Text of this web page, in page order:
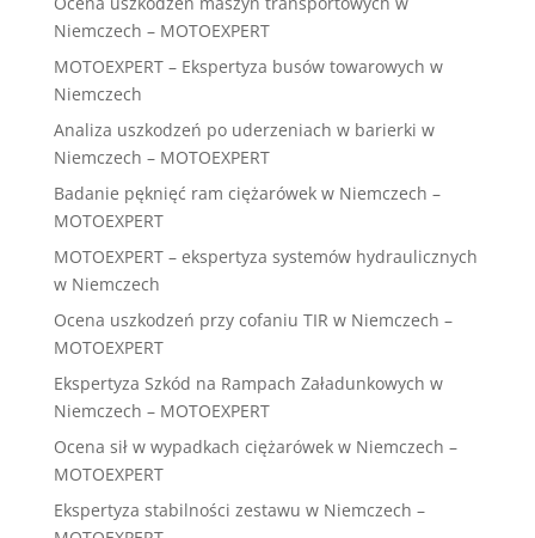
Niemczech – MOTOEXPERT
MOTOEXPERT – Ekspertyza busów towarowych w
Niemczech
Analiza uszkodzeń po uderzeniach w barierki w
Niemczech – MOTOEXPERT
Badanie pęknięć ram ciężarówek w Niemczech –
MOTOEXPERT
MOTOEXPERT – ekspertyza systemów hydraulicznych
w Niemczech
Ocena uszkodzeń przy cofaniu TIR w Niemczech –
MOTOEXPERT
Ekspertyza Szkód na Rampach Załadunkowych w
Niemczech – MOTOEXPERT
Ocena sił w wypadkach ciężarówek w Niemczech –
MOTOEXPERT
Ekspertyza stabilności zestawu w Niemczech –